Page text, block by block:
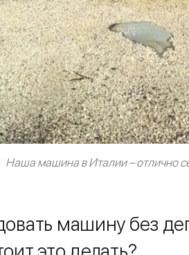
Наша машина в Италии – отлично
машину без